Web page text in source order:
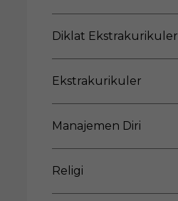
Diklat Ekstrakurikuler
Ekstrakurikuler
Manajemen Diri
Religi